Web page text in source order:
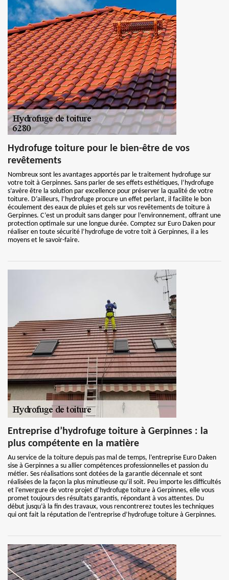
Hydrofuge toiture pour le bien-être de vos
revêtements
Nombreux sont les avantages apportés par le traitement hydrofuge sur
votre toit à Gerpinnes. Sans parler de ses effets esthétiques, l’hydrofuge
s’avère être la solution par excellence pour préserver la qualité de votre
toiture. D’ailleurs, l’hydrofuge procure un effet perlant, il facilite le bon
écoulement des eaux de pluies et gels sur vos revêtements de toiture à
Gerpinnes. C’est un produit sans danger pour l’environnement, offrant une
protection optimale sur une longue durée. Comptez sur Euro Daken pour
réaliser en toute sécurité l’hydrofuge de votre toit à Gerpinnes, il a les
moyens et le savoir-faire.
Entreprise d’hydrofuge toiture à Gerpinnes : la
plus compétente en la matière
Au service de la toiture depuis pas mal de temps, l’entreprise Euro Daken
sise à Gerpinnes a su allier compétences professionnelles et passion du
métier. Ses réalisations sont dotées de la garantie décennale et sont
réalisées de la façon la plus minutieuse qu’il soit. Peu importe les difficultés
et l’envergure de votre projet d’hydrofuge toiture à Gerpinnes, elle vous
promet toujours des résultats garantis, répondant à vos attentes. Du
début jusqu’à la fin des travaux, vous rencontrerez toutes les techniques
qui ont fait la réputation de l’entreprise d’hydrofuge toiture à Gerpinnes.